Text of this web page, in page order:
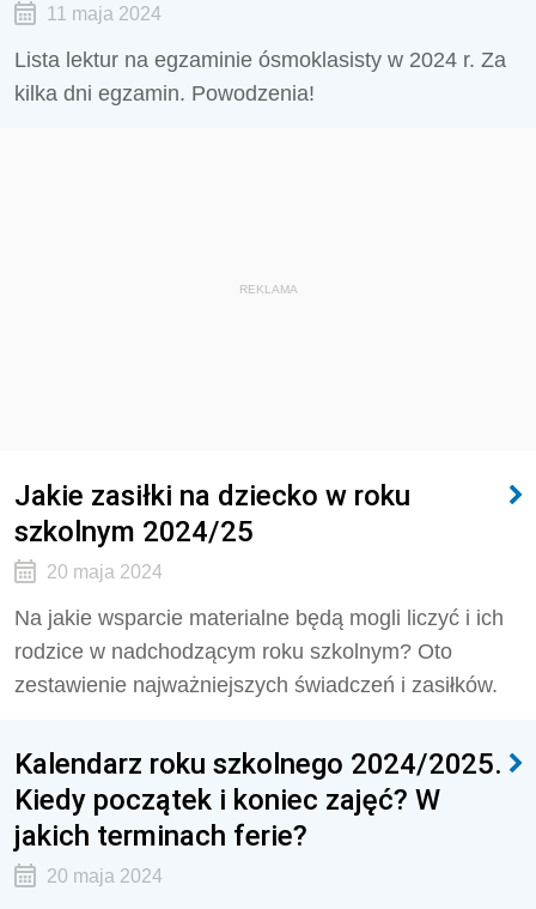
11 maja 2024
Lista lektur na egzaminie ósmoklasisty w 2024 r. Za
kilka dni egzamin. Powodzenia!
REKLAMA
Jakie zasiłki na dziecko w roku
szkolnym 2024/25
20 maja 2024
Na jakie wsparcie materialne będą mogli liczyć i ich
rodzice w nadchodzącym roku szkolnym? Oto
zestawienie najważniejszych świadczeń i zasiłków.
Kalendarz roku szkolnego 2024/2025.
Kiedy początek i koniec zajęć? W
jakich terminach ferie?
20 maja 2024